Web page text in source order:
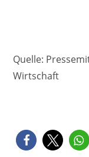
Quelle:
Wirtschaft